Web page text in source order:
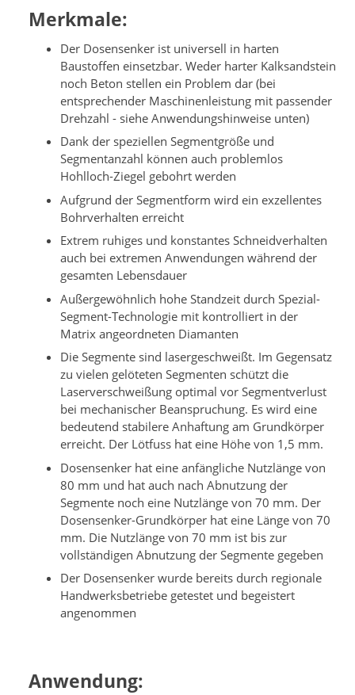
Merkmale:
Der Dosensenker ist universell in harten
Baustoffen einsetzbar. Weder harter Kalksandstein
noch Beton stellen ein Problem dar (bei
entsprechender Maschinenleistung mit passender
Drehzahl - siehe Anwendungshinweise unten)
Dank der speziellen Segmentgröße und
Segmentanzahl können auch problemlos
Hohlloch-Ziegel gebohrt werden
Aufgrund der Segmentform wird ein exzellentes
Bohrverhalten erreicht
Extrem ruhiges und konstantes Schneidverhalten
auch bei extremen Anwendungen während der
gesamten Lebensdauer
Außergewöhnlich hohe Standzeit durch Spezial-
Segment-Technologie mit kontrolliert in der
Matrix angeordneten Diamanten
Die Segmente sind lasergeschweißt. Im Gegensatz
zu vielen gelöteten Segmenten schützt die
Laserverschweißung optimal vor Segmentverlust
bei mechanischer Beanspruchung. Es wird eine
bedeutend stabilere Anhaftung am Grundkörper
erreicht. Der Lötfuss hat eine Höhe von 1,5 mm.
Dosensenker hat eine anfängliche Nutzlänge von
80 mm und hat auch nach Abnutzung der
Segmente noch eine Nutzlänge von 70 mm. Der
Dosensenker-Grundkörper hat eine Länge von 70
mm. Die Nutzlänge von 70 mm ist bis zur
vollständigen Abnutzung der Segmente gegeben
Der Dosensenker wurde bereits durch regionale
Handwerksbetriebe getestet und begeistert
angenommen
Anwendung: